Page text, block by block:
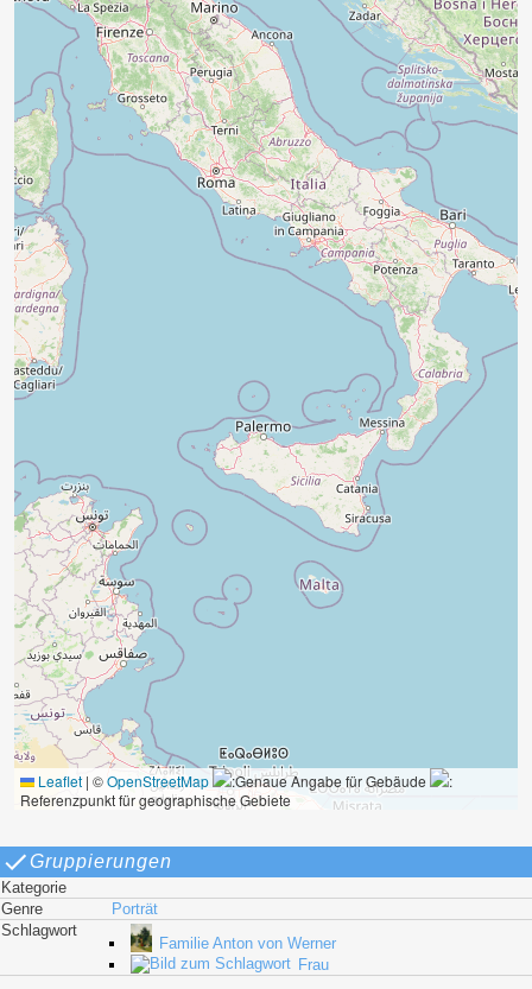
Leaflet | ©OpenStreetMap :Genaue Angabe für Gebäude
:
Referenzpunkt für geographische Gebiete
Gruppierungen
Kategorie
Genre
Porträt
Schlagwort
Familie Anton von Werner
Frau